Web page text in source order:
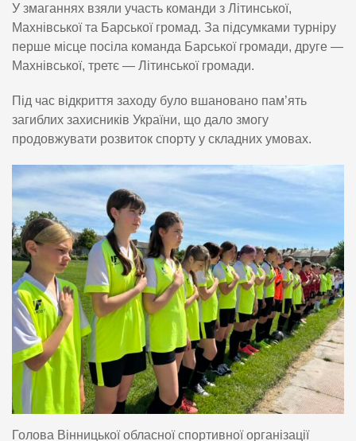
У змаганнях взяли участь команди з Літинської,
Махнівської та Барської громад. За підсумками турніру
перше місце посіла команда Барської громади, друге —
Махнівської, третє — Літинської громади.
Під час відкриття заходу було вшановано пам’ять
загиблих захисників України, що дало змогу
продовжувати розвиток спорту у складних умовах.
Голова Вінницької обласної спортивної організації